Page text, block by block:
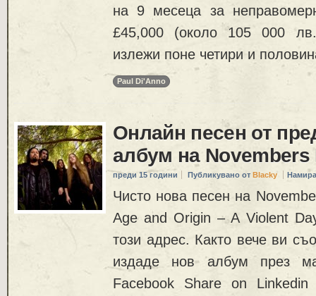
на 9 месеца за
£45,000 (около 105 000
излежи поне четири и
Paul Di'Anno
Онлайн песен от
албум на Novembers
преди 15 години Публикувано от Blacky
Чисто нова песен на
Age and Origin – A Violent
този адрес. Както вече ви
издаде нов албум през
Facebook Share on